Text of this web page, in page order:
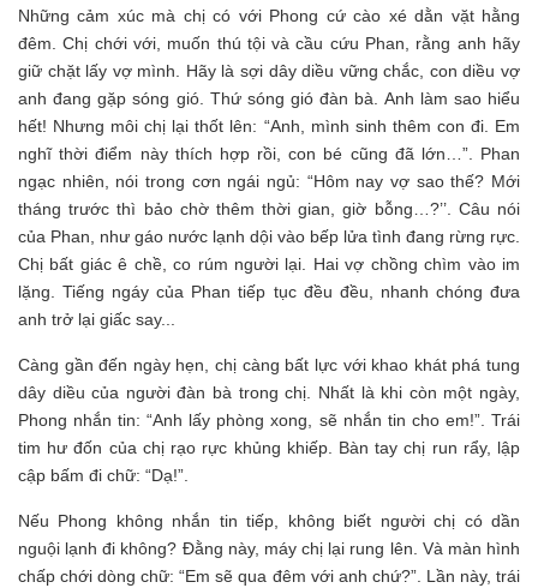
Những cảm xúc mà chị có với Phong cứ cào xé dằn vặt hằng
đêm. Chị chới với, muốn thú tội và cầu cứu Phan, rằng anh hãy
giữ chặt lấy vợ mình. Hãy là sợi dây diều vững chắc, con diều vợ
anh đang gặp sóng gió. Thứ sóng gió đàn bà. Anh làm sao hiểu
hết! Nhưng môi chị lại thốt lên: “Anh, mình sinh thêm con đi. Em
nghĩ thời điểm này thích hợp rồi, con bé cũng đã lớn…”. Phan
ngạc nhiên, nói trong cơn ngái ngủ: “Hôm nay vợ sao thế? Mới
tháng trước thì bảo chờ thêm thời gian, giờ bỗng…?’’. Câu nói
của Phan, như gáo nước lạnh dội vào bếp lửa tình đang rừng rực.
Chị bất giác ê chề, co rúm người lại. Hai vợ chồng chìm vào im
lặng. Tiếng ngáy của Phan tiếp tục đều đều, nhanh chóng đưa
anh trở lại giấc say...
Càng gần đến ngày hẹn, chị càng bất lực với khao khát phá tung
dây diều của người đàn bà trong chị. Nhất là khi còn một ngày,
Phong nhắn tin: “Anh lấy phòng xong, sẽ nhắn tin cho em!”. Trái
tim hư đốn của chị rạo rực khủng khiếp. Bàn tay chị run rẩy, lập
cập bấm đi chữ: “Dạ!”.
Nếu Phong không nhắn tin tiếp, không biết người chị có dần
nguội lạnh đi không? Đằng này, máy chị lại rung lên. Và màn hình
chấp chới dòng chữ: “Em sẽ qua đêm với anh chứ?”. Lần này, trái